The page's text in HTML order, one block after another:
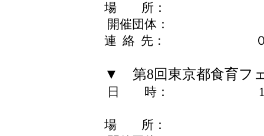
場 所： イベント広
開催団体： ＮＰ
連 絡 先： ０４８
▼ 第8回東京都食育フ
日 時： 11月14日
場 所： ケヤ